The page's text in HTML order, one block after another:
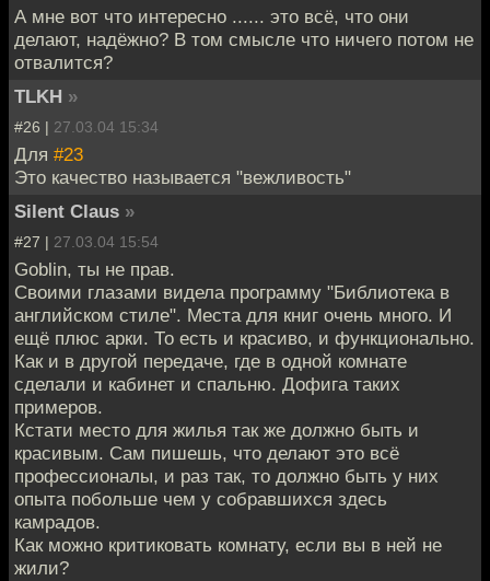
А мне вот что интересно ...... это всё, что они
делают, надёжно? В том смысле что ничего потом не
отвалится?
TLKH »
#26 | 27.03.04 15:34
Для #23
Это качество называется "вежливость"
Silent Claus »
#27 | 27.03.04 15:54
Goblin, ты не прав.
Своими глазами видела программу "Библиотека в
английском стиле". Места для книг очень много. И
ещё плюс арки. То есть и красиво, и функционально.
Как и в другой передаче, где в одной комнате
сделали и кабинет и спальню. Дофига таких
примеров.
Кстати место для жилья так же должно быть и
красивым. Сам пишешь, что делают это всё
профессионалы, и раз так, то должно быть у них
опыта побольше чем у собравшихся здесь
камрадов.
Как можно критиковать комнату, если вы в ней не
жили?